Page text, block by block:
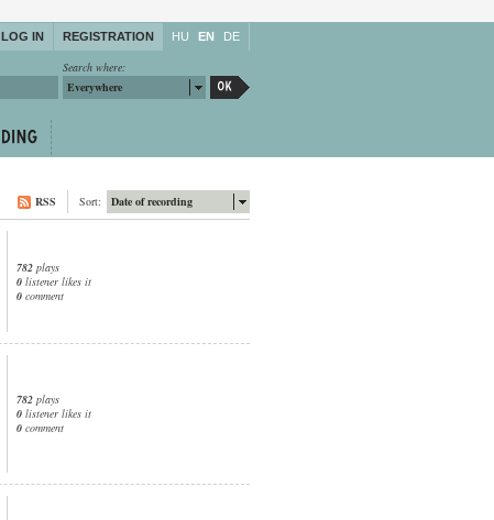
LOG IN REGISTRATION HU EN DE
Search where:
Everywhere
Date of recording
Sort:
RSS
782 plays
0 listener likes it
0 comment
782 plays
0 listener likes it
0 comment